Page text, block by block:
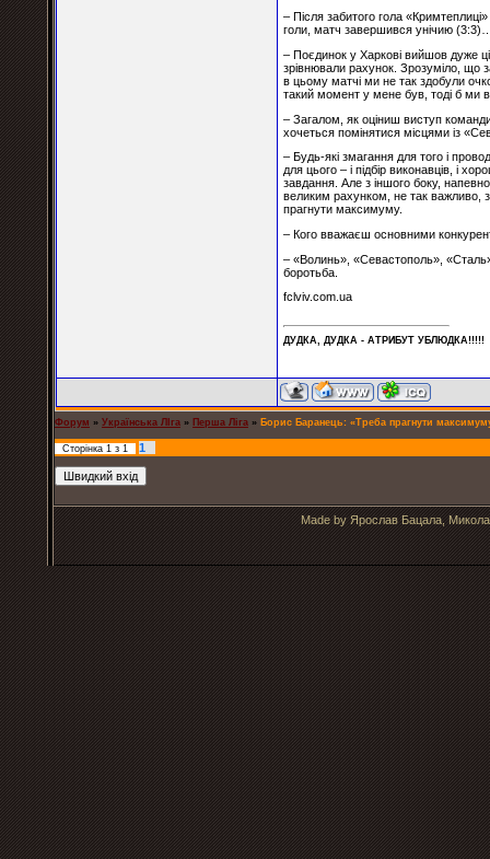
– Після забитого гола
голи, матч завершився унічию
– Поєдинок у Харкові вийшов дуже
зрівнювали рахунок. Зрозуміло, що
в цьому матчі ми не так здобули
такий момент у мене був, тоді б ми
– Загалом, як оціниш виступ
хочеться помінятися місцями із
– Будь-які змагання для того і
для цього – і підбір виконавців, і
завдання. Але з іншого боку,
великим рахунком, не так важливо,
прагнути максимуму.
– Кого вважаєш основними
– «Волинь», «Севастополь»,
боротьба.
fclviv.com.ua
ДУДКА, ДУДКА - АТРИБУT УБЛЮДКА!!!!!
Форум » Українська ЛІга » Перша Ліга » Борис Баранець: «Треба прагнути
Сторінка 1 з 1 1
Made by Ярослав Бацала,